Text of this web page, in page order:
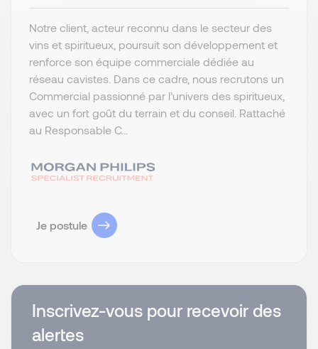
Notre client, acteur reconnu dans le secteur des
vins et spiritueux, poursuit son développement et
renforce son équipe commerciale dédiée au
réseau cavistes. Dans ce cadre, nous recrutons un
Commercial passionné par l’univers des spiritueux,
avec un fort goût du terrain et du conseil. Rattaché
au Responsable C...
Je postule
Inscrivez-vous pour recevoir des
alertes